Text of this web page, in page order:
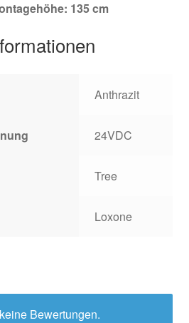
135 cm
Anthrazit
24VDC
Tree
Loxone
Bewertungen.